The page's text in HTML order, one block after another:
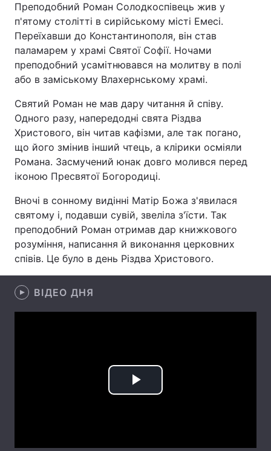
Україна Політика
Економіка Світ
Техно і зв'язок
Преподобний Роман Солодкоспівець жив у
п'ятому столітті в сирійському місті Емесі.
Переїхавши до Константинополя, він став
паламарем у храмі Святої Софії. Ночами
преподобний усамітнювався на молитву в полі
або в заміському Влахернському храмі.
Святий Роман не мав дару читання й співу.
Одного разу, напередодні свята Різдва
Христового, він читав кафізми, але так погано,
що його змінив інший чтець, а клірики осміяли
Романа. Засмучений юнак довго молився перед
іконою Пресвятої Богородиці.
Вночі в сонному видінні Матір Божа з'явилася
святому і, подавши сувій, звеліла з'їсти. Так
преподобний Роман отримав дар книжкового
розуміння, написання й виконання церковних
співів. Це було в день Різдва Христового.
ВІДЕО ДНЯ
Play